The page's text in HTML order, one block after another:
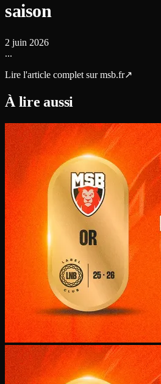
saison
2 juin 2026
...
Lire l'article complet sur msb.fr↗
À lire aussi